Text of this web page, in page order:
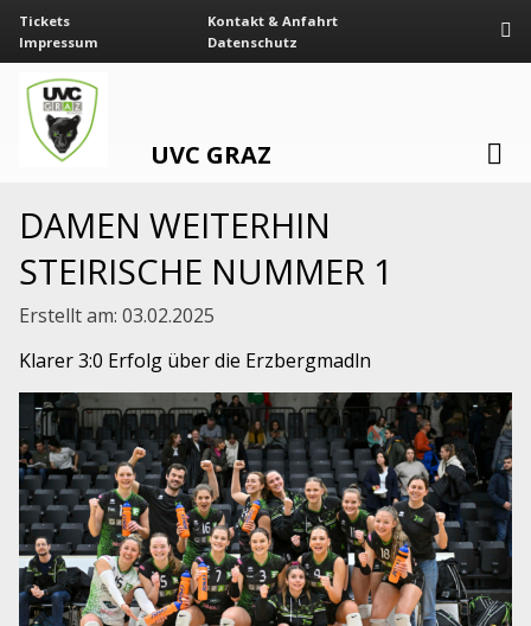
Tickets
Kontakt & Anfahrt
Impressum
Datenschutz
UVC GRAZ
DAMEN WEITERHIN
STEIRISCHE NUMMER 1
Erstellt am: 03.02.2025
Klarer 3:0 Erfolg über die Erzbergmadln